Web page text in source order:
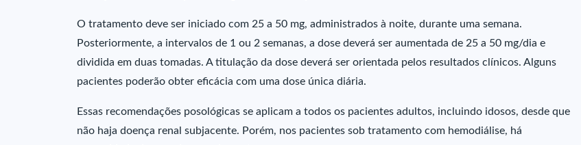
O tratamento deve ser iniciado com 25 a 50 mg, administrados à noite, durante uma semana.
Posteriormente, a intervalos de 1 ou 2 semanas, a dose deverá ser aumentada de 25 a 50 mg/dia e
dividida em duas tomadas. A titulação da dose deverá ser orientada pelos resultados clínicos. Alguns
pacientes poderão obter eficácia com uma dose única diária.
Essas recomendações posológicas se aplicam a todos os pacientes adultos, incluindo idosos, desde que
não haja doença renal subjacente. Porém, nos pacientes sob tratamento com hemodiálise, há